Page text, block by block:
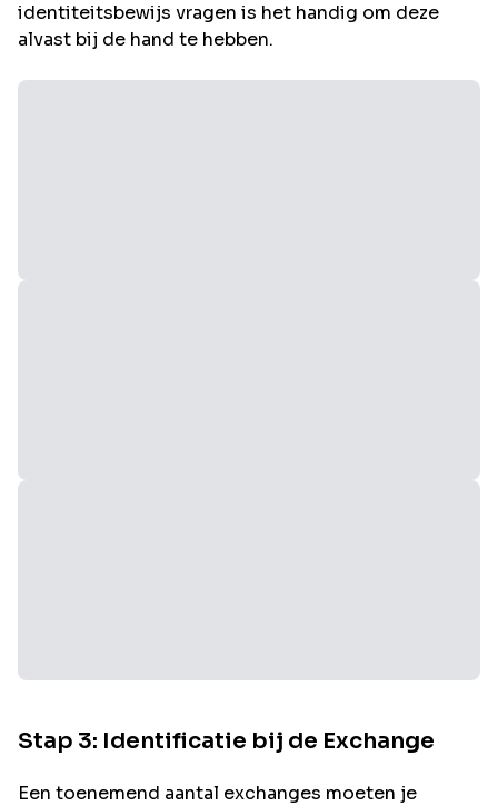
identiteitsbewijs vragen is het handig om deze
alvast bij de hand te hebben.
Stap 3: Identificatie bij de Exchange
Een toenemend aantal exchanges moeten je